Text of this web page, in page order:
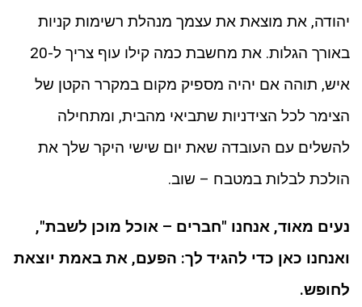
יהודה, את מוצאת את עצמך מנהלת רשימות קניות
באורך הגלות. את מחשבת כמה קילו עוף צריך ל-20
איש, תוהה אם יהיה מספיק מקום במקרר הקטן של
הצימר לכל הצידניות שתביאי מהבית, ומתחילה
להשלים עם העובדה שאת יום שישי היקר שלך את
הולכת לבלות במטבח – שוב.
נעים מאוד, אנחנו "חברים – אוכל מוכן לשבת",
ואנחנו כאן כדי להגיד לך: הפעם, את באמת יוצאת
לחופש.